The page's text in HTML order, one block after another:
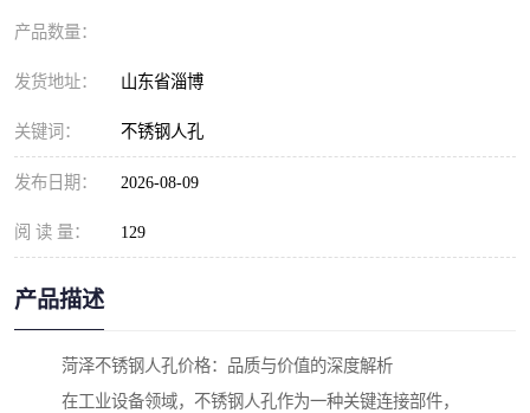
产品数量：
发货地址： 山东省淄博
关键词： 不锈钢人孔
发布日期： 2026-08-09
阅 读 量： 129
产品描述
菏泽不锈钢人孔价格：品质与价值的深度解析
在工业设备领域，不锈钢人孔作为一种关键连接部件，